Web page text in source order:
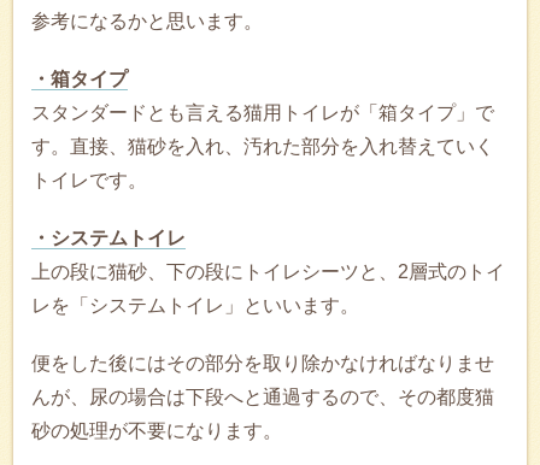
参考になるかと思います。
・箱タイプ
スタンダードとも言える猫用トイレが「箱タイプ」で
す。直接、猫砂を入れ、汚れた部分を入れ替えていく
トイレです。
・システムトイレ
上の段に猫砂、下の段にトイレシーツと、2層式のトイ
レを「システムトイレ」といいます。
便をした後にはその部分を取り除かなければなりませ
んが、尿の場合は下段へと通過するので、その都度猫
砂の処理が不要になります。